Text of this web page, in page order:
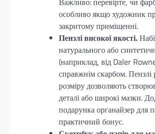
особливо якщо художник
закритому приміщенні.
Пензлі високої якості.
натурального або
(наприклад, від Daler
справжнім скарбом. Пензлі
розміру дозволяють
деталі або широкі мазки.
подарунка органайзер для
практичний бонус.